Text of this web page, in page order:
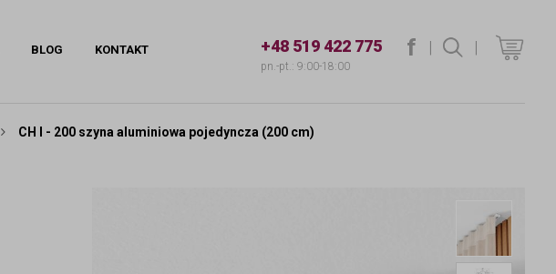
BLOG KONTAKT f | szukaj
|
+48 519 422 775
pn.-pt.: 9:00-18:00
CH I - 200 szyna aluminiowa pojedyncza (200 cm)